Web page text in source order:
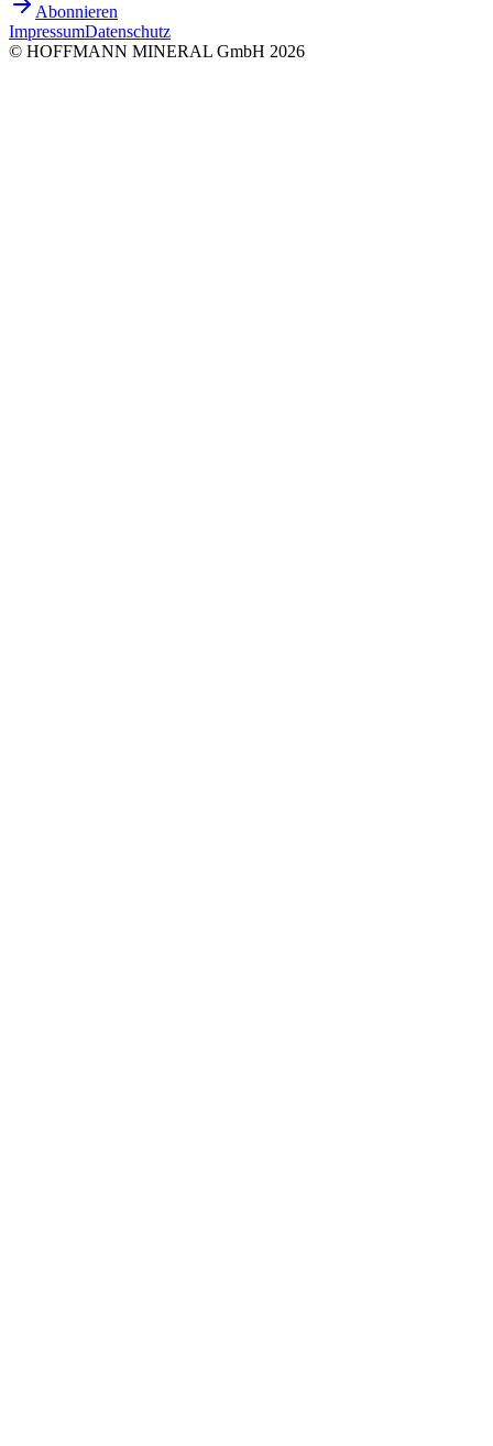
Abonnieren
ImpressumDatenschutz
© HOFFMANN MINERAL GmbH 2026